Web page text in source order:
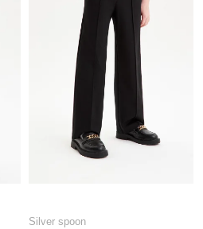
Silver spoon